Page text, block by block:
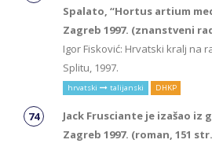
Spalato, “Hortus artium
Zagreb 1997. (znanstveni
Igor Fisković: Hrvatski kralj na
Splitu, 1997.
hrvatski talijanski DHKP
Jack Frusciante je izašao iz
Zagreb 1997. (roman, 151